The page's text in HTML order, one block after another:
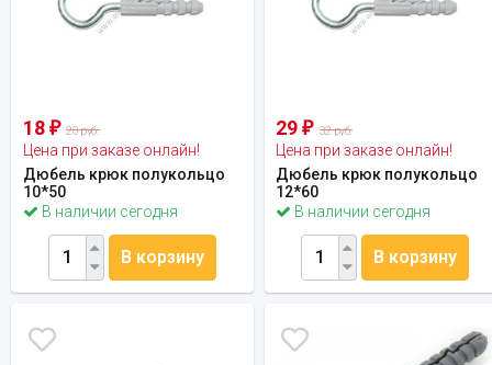
18 ₽ 20 руб.
Цена при заказе онлайн!
Дюбель крюк полукольцо
10*50
В наличии сегодня
В корзину
29₽ 32 руб.
Цена при заказе онлайн!
Дюбель крюк полукольцо
12*60
В наличии сегодня
В корзину